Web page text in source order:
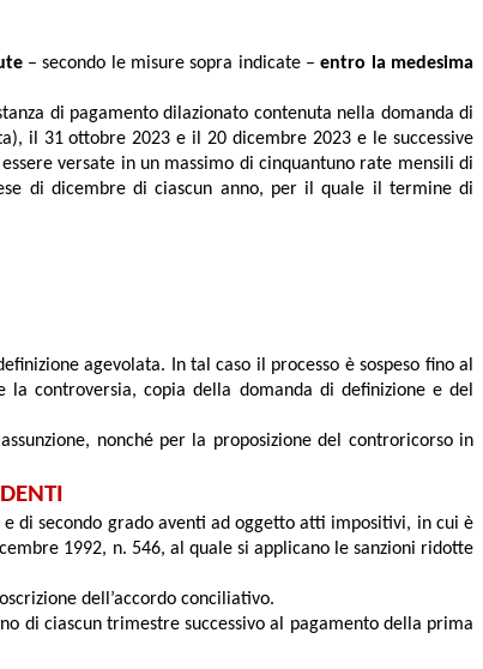
– secondo le misure sopra indicate –entro la medesima
di pagamento dilazionato contenuta nella domanda di
il 31 ottobre 2023 e il 20 dicembre 2023 e le successive
versate in un massimo di cinquantuno rate mensili di
di dicembre di ciascun anno, per il quale il termine di
agevolata. In tal caso il processo è sospeso fino al
la controversia, copia della domanda di definizione e del
nonché per la proposizione del controricorso in
di secondo grado aventi ad oggetto atti impositivi, in cui è
1992, n. 546, al quale si applicano le sanzioni ridotte
dell’accordo conciliativo.
di ciascun trimestre successivo al pagamento della prima